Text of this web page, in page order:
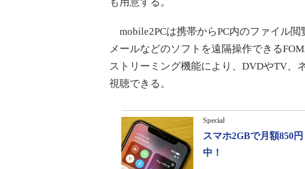
mobile2PCは携帯からPC内のファイル閲
メールなどのソフトを遠隔操作できる
ストリーミング機能により、DVDやTV、
視聴できる。
Special
スマホ2GBで月額850
中！